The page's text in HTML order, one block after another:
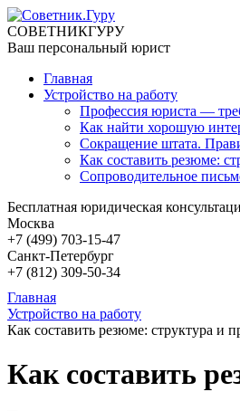
СОВЕТНИКГУРУ
Ваш персональный юрист
Главная
Устройство на работу
Профессия юриста —
Как найти хорошую
Сокращение штата.
Как составить резюме:
Сопроводительное
Бесплатная юридическая
Москва
+7 (499) 703-15-47
Санкт-Петербург
+7 (812) 309-50-34
Главная
Устройство на работу
Как составить резюме: структура и
Как составить